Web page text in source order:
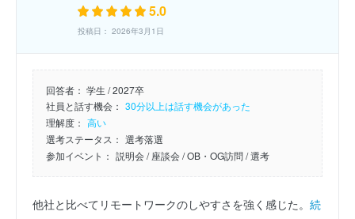
5.0
投稿日： 2026年3月1日
回答者： 学生 / 2027卒
社員と話す機会： 30分以上は話す機会があった
理解度： 高い
選考ステータス： 選考落選
参加イベント： 説明会/ 座談会/ OB・OG訪問/ 選考
他社と比べてリモートワークのしやすさを強く感じた。 続